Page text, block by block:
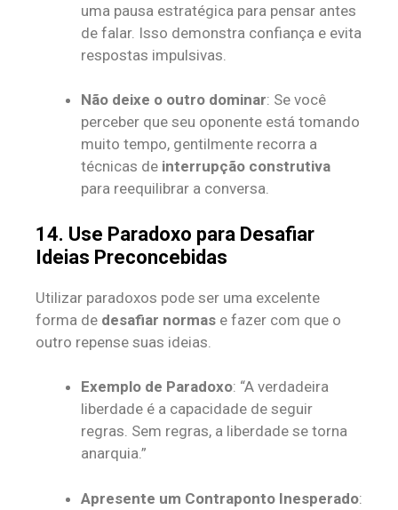
uma pausa estratégica para pensar antes
de falar. Isso demonstra confiança e evita
respostas impulsivas.
Não deixe o outro dominar: Se você
perceber que seu oponente está tomando
muito tempo, gentilmente recorra a
técnicas de interrupção construtiva
para reequilibrar a conversa.
14. Use Paradoxo para Desafiar
Ideias Preconcebidas
Utilizar paradoxos pode ser uma excelente
forma de desafiar normas e fazer com que o
outro repense suas ideias.
Exemplo de Paradoxo: “A verdadeira
liberdade é a capacidade de seguir
regras. Sem regras, a liberdade se torna
anarquia.”
Apresente um Contraponto Inesperado: